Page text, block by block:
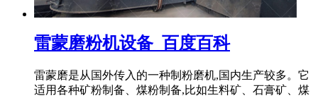
雷蒙磨粉机设备_百度百科
雷蒙磨是从国外传入的一种制粉磨机,国内生产较多。它
适用各种矿粉制备、煤粉制备,比如生料矿、石膏矿、煤